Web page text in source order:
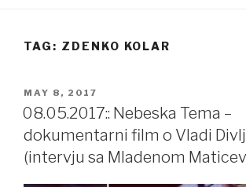
TAG: ZDENKO KOLAR
POSTED
ON
MAY 8, 2017
08.05.2017:: Nebeska Tema –
dokumentarni film o Vladi
(intervju sa Mladenom